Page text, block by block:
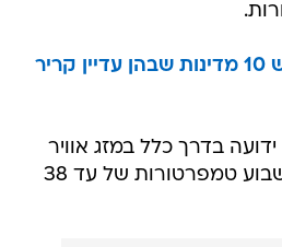
אירופה בוערת, אבל יש 10 מדינות שבהן עדיין קריר
בדרך כלל במזג אוויר
לוהט, צפויה לרשום השבוע טמפרטורות של עד 38